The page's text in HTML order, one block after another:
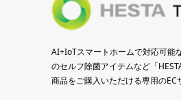
AI+IoTスマートホームで対応可能
のセルフ除菌アイテムなど「
商品をご購入いただける専用のEC